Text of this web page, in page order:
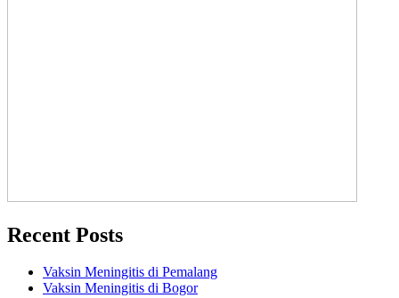
Recent Posts
Vaksin Meningitis di Pemalang
Vaksin Meningitis di Bogor